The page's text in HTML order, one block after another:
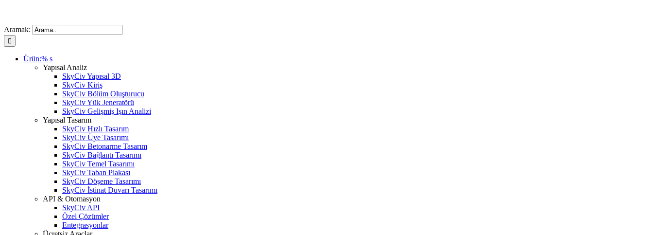
Aramak:
Ürün:% s
Yapısal Analiz
SkyCiv Yapısal 3D
SkyCiv Kiriş
SkyCiv Bölüm Oluşturucu
SkyCiv Yük Jeneratörü
SkyCiv Gelişmiş Işın Analizi
Yapısal Tasarım
SkyCiv Hızlı Tasarım
SkyCiv Üye Tasarımı
SkyCiv Betonarme Tasarım
SkyCiv Bağlantı Tasarımı
SkyCiv Temel Tasarımı
SkyCiv Taban Plakası
SkyCiv Döşeme Tasarımı
SkyCiv İstinat Duvarı Tasarımı
API & Otomasyon
SkyCiv API
Özel Çözümler
Entegrasyonlar